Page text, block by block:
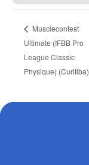
Musclecontest
Ultimate (IFBB Pro
League Classic
Physique) (Curitiba)